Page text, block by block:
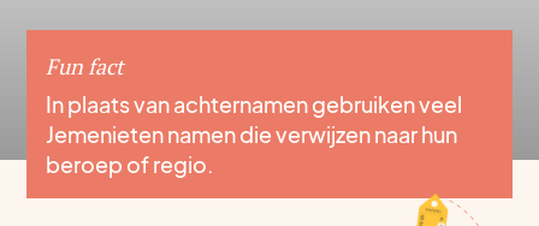
Fun fact
In plaats van achternamen gebruiken veel
Jemenieten namen die verwijzen naar hun
beroep of regio.